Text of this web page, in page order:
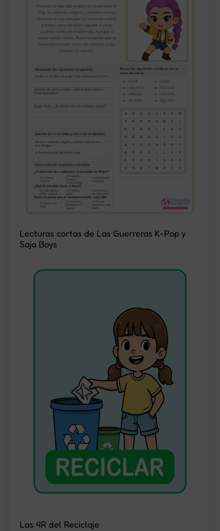
Lecturas cortas de Las Guerreras K-Pop y
Saja Boys
Las 4R del Reciclaje